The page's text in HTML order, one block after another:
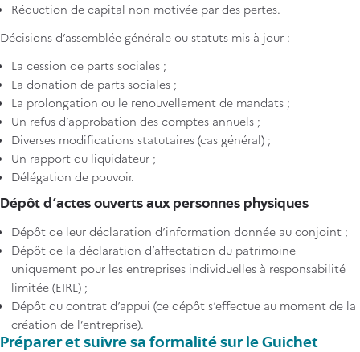
Réduction de capital non motivée par des pertes.
Décisions d’assemblée générale ou statuts mis à jour :
La cession de parts sociales ;
La donation de parts sociales ;
La prolongation ou le renouvellement de mandats ;
Un refus d’approbation des comptes annuels ;
Diverses modifications statutaires (cas général) ;
Un rapport du liquidateur ;
Délégation de pouvoir.
Dépôt d’actes ouverts aux personnes physiques
Dépôt de leur déclaration d’information donnée au conjoint ;
Dépôt de la déclaration d’affectation du patrimoine
uniquement pour les entreprises individuelles à responsabilité
limitée (EIRL) ;
Dépôt du contrat d’appui (ce dépôt s’effectue au moment de la
création de l’entreprise).
Préparer et suivre sa formalité sur le Guichet